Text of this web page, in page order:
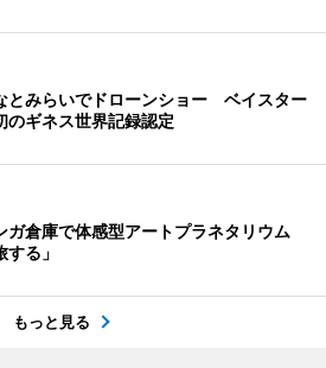
とみらいでドローンショー ベイスター
のギネス世界記録認定
ガ倉庫で体感型アートプラネタリウム
する」
もっと見る